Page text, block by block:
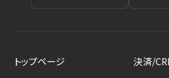
トップページ
決済/